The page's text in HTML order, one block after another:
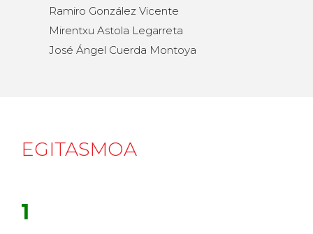
Ramiro González Vicente
Mirentxu Astola Legarreta
José Ángel Cuerda Montoya
EGITASMOA
1